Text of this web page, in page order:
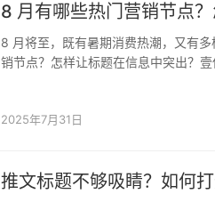
8 月有哪些热门营销节点
8 月将至，既有暑期消费热潮，又有
销节点？怎样让标题在信息中突出？
2025年7月31日
推文标题不够吸睛？如何打